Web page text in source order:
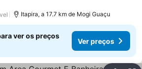
Itapira, a 17.7 km de Mogi Guaçu
ver os preços
Ver preços